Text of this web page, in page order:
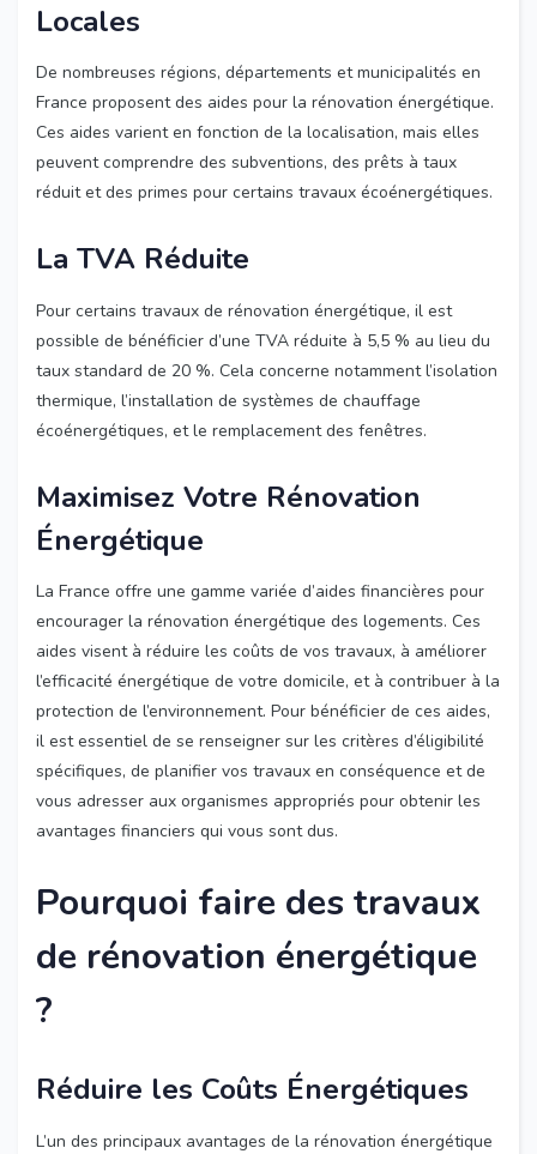
Locales
De nombreuses régions, départements et municipalités en
France proposent des aides pour la rénovation énergétique.
Ces aides varient en fonction de la localisation, mais elles
peuvent comprendre des subventions, des prêts à taux
réduit et des primes pour certains travaux écoénergétiques.
La TVA Réduite
Pour certains travaux de rénovation énergétique, il est
possible de bénéficier d’une TVA réduite à 5,5 % au lieu du
taux standard de 20 %. Cela concerne notamment l’isolation
thermique, l’installation de systèmes de chauffage
écoénergétiques, et le remplacement des fenêtres.
Maximisez Votre Rénovation
Énergétique
La France offre une gamme variée d’aides financières pour
encourager la rénovation énergétique des logements. Ces
aides visent à réduire les coûts de vos travaux, à améliorer
l’efficacité énergétique de votre domicile, et à contribuer à la
protection de l’environnement. Pour bénéficier de ces aides,
il est essentiel de se renseigner sur les critères d’éligibilité
spécifiques, de planifier vos travaux en conséquence et de
vous adresser aux organismes appropriés pour obtenir les
avantages financiers qui vous sont dus.
Pourquoi faire des travaux
de rénovation énergétique
?
Réduire les Coûts Énergétiques
L’un des principaux avantages de la rénovation énergétique